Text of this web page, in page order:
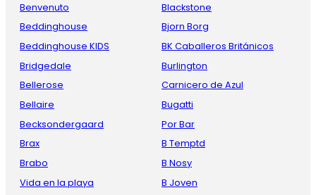
Benvenuto
Beddinghouse
Beddinghouse KIDS
Bridgedale
Bellerose
Bellaire
Becksondergaard
Brax
Brabo
Vida en la playa
Blackstone
Bjorn Borg
BK Caballeros Británicos
Burlington
Carnicero de Azul
Bugatti
Por Bar
B Temptd
B Nosy
B Joven